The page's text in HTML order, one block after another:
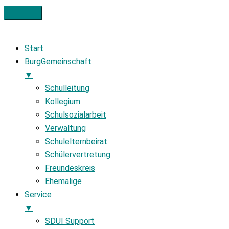
Start
BurgGemeinschaft
▼
Schulleitung
Kollegium
Schulsozialarbeit
Verwaltung
Schulelternbeirat
Schülervertretung
Freundeskreis
Ehemalige
Service
▼
SDUI Support